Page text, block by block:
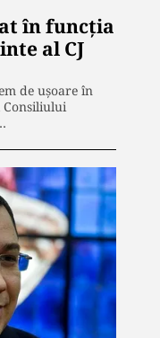
în funcția
al CJ
de ușoare în